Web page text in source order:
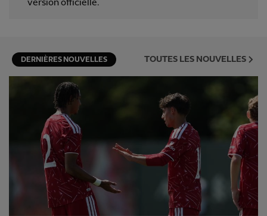
version officielle.
DERNIÈRES NOUVELLES TOUTES LES NOUVELLES